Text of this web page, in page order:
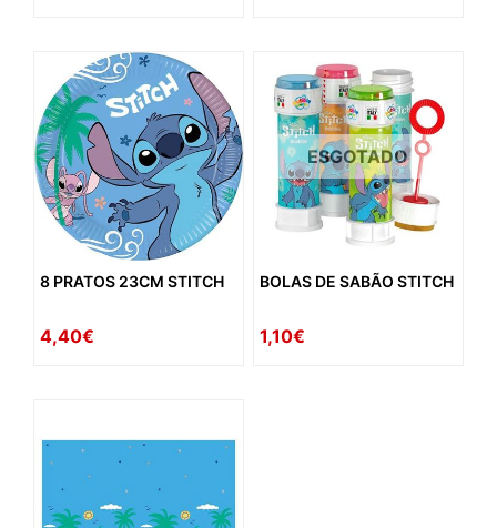
8 PRATOS 23CM STITCH
4,40€
ESGOTADO
BOLAS DE SABÃO STITCH
1,10€